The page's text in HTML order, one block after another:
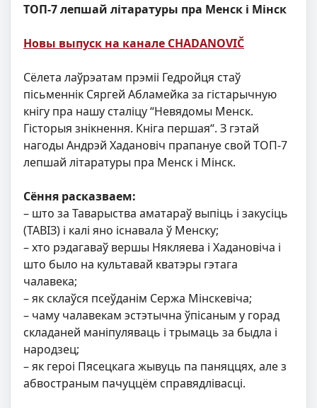
ТОП-7 лепшай літаратуры пра Менск і Мінск
Новы выпуск на канале CHADANOVIČ
Сёлета лаўрэатам прэміі Гедройця стаў
пісьменнік Сяргей Абламейка за гістарычную
кнігу пра нашу сталіцу “Невядомы Менск.
Гісторыя знікнення. Кніга першая“. З гэтай
нагоды Андрэй Хадановіч прапануе свой ТОП-7
лепшай літаратуры пра Менск і Мінск.
Сёння расказваем:
– што за Таварыства аматараў выпіць і закусіць
(ТАВІЗ) і калі яно існавала ў Менску;
– хто рэдагаваў вершы Някляева і Хадановіча і
што было на культавай кватэры гэтага
чалавека;
– як склаўся псеўданім Сержа Мінскевіча;
– чаму чалавекам эстэтычна ўпісаным у горад
складаней маніпуляваць і трымаць за быдла і
народзец;
– як героі Пясецкага жывуць па паняццях, але з
абвостраным пачуццём справядлівасці.